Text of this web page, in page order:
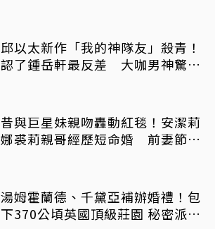
邱以太新作「我的神隊友」殺青！
認了鍾岳軒最反差 大咖男神驚喜
昔與巨星妹親吻轟動紅毯！安潔莉
娜裘莉親哥經歷短命婚 前妻節目
湯姆霍蘭德、千黛亞補辦婚禮！包
下370公頃英國頂級莊園 秘密派對